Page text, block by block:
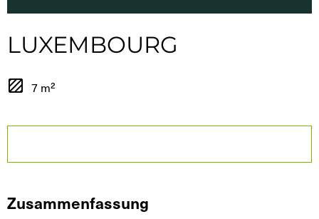
LUXEMBOURG
7 m²
Zusammenfassung